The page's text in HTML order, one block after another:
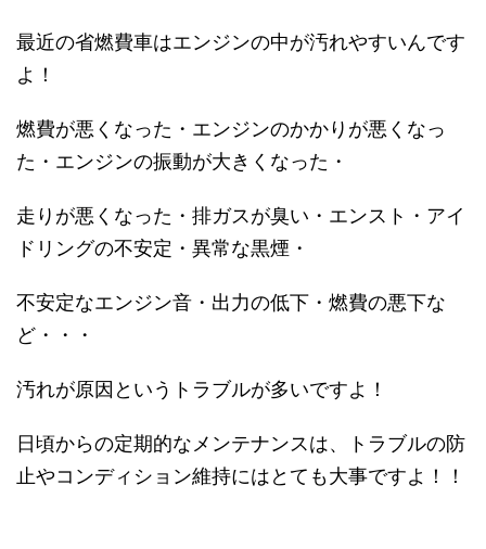
最近の省燃費車はエンジンの中が汚れやすいんです
よ！
燃費が悪くなった・エンジンのかかりが悪くなっ
た・エンジンの振動が大きくなった・
走りが悪くなった・排ガスが臭い・エンスト・アイ
ドリングの不安定・異常な黒煙・
不安定なエンジン音・出力の低下・燃費の悪下な
ど・・・
汚れが原因というトラブルが多いですよ！
日頃からの定期的なメンテナンスは、トラブルの防
止やコンディション維持にはとても大事ですよ！！